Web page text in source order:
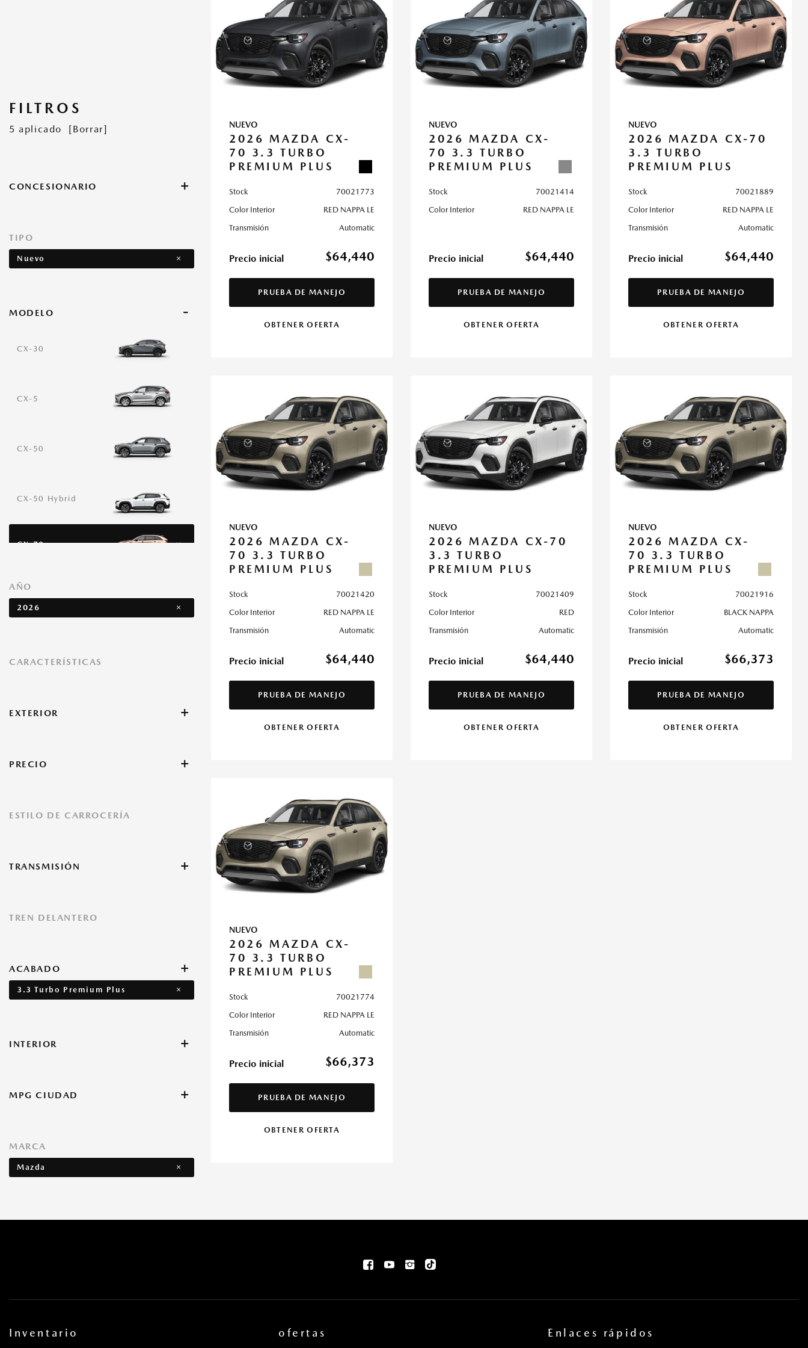
FILTROS
5 aplicado [Borrar]
CONCESIONARIO +
TIPO
Nuevo
MODELO -
CX-30
CX-5
CX-50
CX-50 Hybrid
CX-70
CX-90
Miata RF
AÑO
2026
CARACTERÍSTICAS
EXTERIOR +
PRECIO +
ESTILO DE CARROCERÍA
TRANSMISIÓN +
TREN DELANTERO
ACABADO +
3.3 Turbo Premium
3.3 Turbo Premium Plus
INTERIOR +
MPG CIUDAD +
MARCA
Mazda
NUEVO
2026 MAZDA CX-
70 3.3 TURBO
PREMIUM PLUS
Stock
70021773
Color Interior
RED NAPPA LE
Transmisión
Automatic
Precio inicial $64,440
PRUEBA DE MANEJO
OBTENER OFERTA
NUEVO
2026 MAZDA CX-
70 3.3 TURBO
PREMIUM PLUS
Stock
70021414
Color Interior
RED NAPPA LE
Precio inicial $64,440
PRUEBA DE MANEJO
OBTENER OFERTA
NUEVO
2026 MAZDA CX-70
3.3 TURBO
PREMIUM PLUS
Stock
70021889
Color Interior
RED NAPPA LE
Transmisión
Automatic
Precio inicial $64,440
PRUEBA DE MANEJO
OBTENER OFERTA
NUEVO
2026 MAZDA CX-
70 3.3 TURBO
PREMIUM PLUS
Stock
70021420
Color Interior
RED NAPPA LE
Transmisión
Automatic
Precio inicial $64,440
PRUEBA DE MANEJO
OBTENER OFERTA
NUEVO
2026 MAZDA CX-70
3.3 TURBO
PREMIUM PLUS
Stock
70021409
Color Interior
RED
Transmisión
Automatic
Precio inicial $64,440
PRUEBA DE MANEJO
OBTENER OFERTA
NUEVO
2026 MAZDA CX-
70 3.3 TURBO
PREMIUM PLUS
Stock
70021916
Color Interior
BLACK NAPPA
Transmisión
Automatic
Precio inicial $66,373
PRUEBA DE MANEJO
OBTENER OFERTA
NUEVO
2026 MAZDA CX-
70 3.3 TURBO
PREMIUM PLUS
Stock
70021774
Color Interior
RED NAPPA LE
Transmisión
Automatic
Precio inicial $66,373
PRUEBA DE MANEJO
OBTENER OFERTA
Inventario ofertas Enlaces rápidos